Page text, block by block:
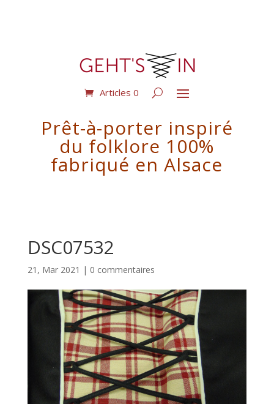
Articles 0
Prêt-à-porter inspiré
du folklore 100%
fabriqué en Alsace
DSC07532
21, Mar 2021 | 0 commentaires